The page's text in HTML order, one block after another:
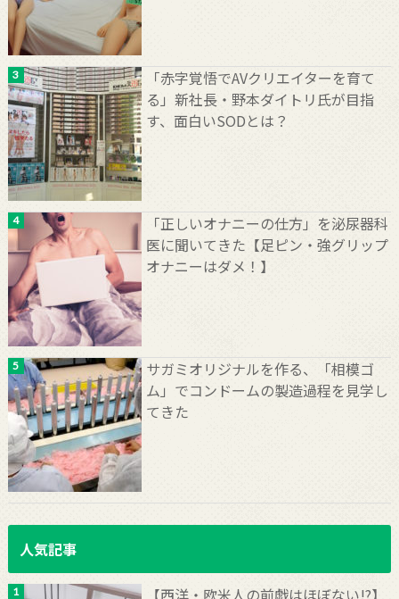
「赤字覚悟でAVクリエイターを育て
る」新社長・野本ダイトリ氏が目指
す、面白いSODとは？
「正しいオナニーの仕方」を泌尿器科
医に聞いてきた【足ピン・強グリップ
オナニーはダメ！】
サガミオリジナルを作る、「相模ゴ
ム」でコンドームの製造過程を見学し
てきた
人気記事